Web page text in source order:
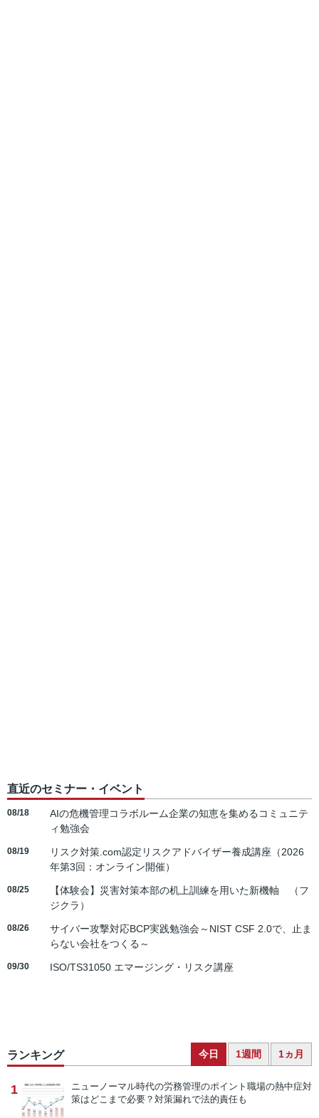
直近のセミナー・イベント
08/18
AIの危機管理コラボルーム企業の知恵を集めるコミュニテ
ィ勉強会
08/19
リスク対策.com認定リスクアドバイザー養成講座（2026
年第3回：オンライン開催）
08/25
【体験会】災害対策本部の机上訓練を用いた新機軸 （フ
ジクラ）
08/26
サイバー攻撃対応BCP実践勉強会～NIST CSF 2.0で、止ま
らない会社をつくる～
09/30 ISO/TS31050 エマージング・リスク講座
ランキング 今日 1週間 1ヵ月
1 ニューノーマル時代の労務管理のポイント 職場の熱中症対
策はどこまで必要？対策漏れで法的責任も